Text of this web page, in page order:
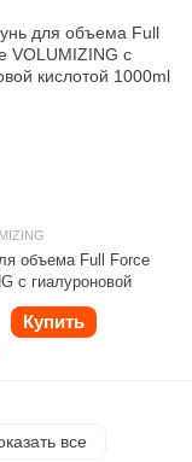
объема Full Force
с гиалуроновой
Купить
все